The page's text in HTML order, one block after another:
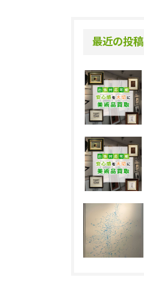
最近の投稿